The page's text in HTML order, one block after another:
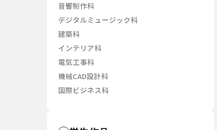
音響制作科
デジタルミュージック科
建築科
インテリア科
電気工事科
機械CAD設計科
国際ビジネス科